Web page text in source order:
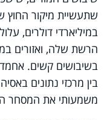
במיליארדי דולרים,
הרשת שלה, ואזורים
בשיבושים קשים.
בין מרכזי נתונים
משמעותי את המסחר